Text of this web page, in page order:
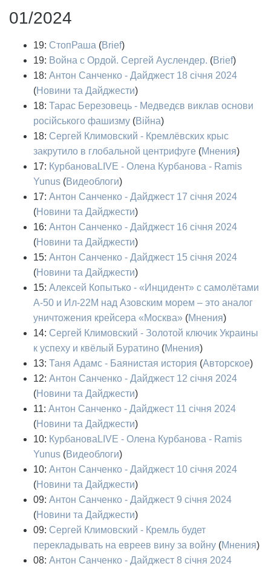
01/2024
19: СтопРаша (Brief)
19: Война с Ордой. Сергей Ауслендер. (Brief)
18: Антон Санченко - Дайджест 18 січня 2024
(Новини та Дайджести)
18: Тарас Березовець - Медведєв виклав основи
російського фашизму (Війна)
18: Сергей Климовский - Кремлёвских крыс
закрутило в глобальной центрифуге (Мнения)
17: КурбановаLIVE - Олена Курбанова - Ramis
Yunus (Видеоблоги)
17: Антон Санченко - Дайджест 17 січня 2024
(Новини та Дайджести)
16: Антон Санченко - Дайджест 16 січня 2024
(Новини та Дайджести)
15: Антон Санченко - Дайджест 15 січня 2024
(Новини та Дайджести)
15: Алексей Копытько - «Инцидент» с самолётами
А-50 и Ил-22М над Азовским морем – это аналог
уничтожения крейсера «Москва» (Мнения)
14: Сергей Климовский - Золотой ключик Украины
к успеху и квёлый Буратино (Мнения)
13: Таня Адамс - Баянистая история (Авторское)
12: Антон Санченко - Дайджест 12 січня 2024
(Новини та Дайджести)
11: Антон Санченко - Дайджест 11 січня 2024
(Новини та Дайджести)
10: КурбановаLIVE - Олена Курбанова - Ramis
Yunus (Видеоблоги)
10: Антон Санченко - Дайджест 10 січня 2024
(Новини та Дайджести)
09: Антон Санченко - Дайджест 9 січня 2024
(Новини та Дайджести)
09: Сергей Климовский - Кремль будет
перекладывать на евреев вину за войну (Мнения)
08: Антон Санченко - Дайджест 8 січня 2024